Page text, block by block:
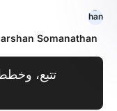
Somanathan